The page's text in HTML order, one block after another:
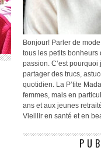
Bonjour! Parler de
tous les petits bonheurs
passion. C’est pourquoi
partager des trucs,
quotidien. La P’tite
femmes, mais en
ans et aux jeunes
Vieillir en santé et en